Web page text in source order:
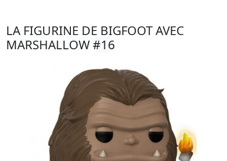
LA FIGURINE DE BIGFOOT AVEC
MARSHALLOW#16